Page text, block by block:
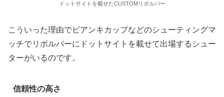
ドットサイトを載せたCUSTOMリボルバー
こういった理由でビアンキカップなどのシューティングマ
ッチでリボルバーにドットサイトを載せて出場するシュー
ターがいるのです。
信頼性の高さ